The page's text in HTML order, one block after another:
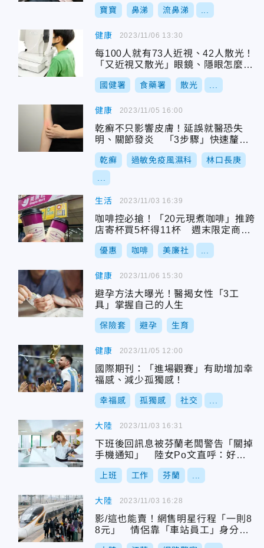
寶寶 鼻涕 流鼻涕
健康
每100人就有73人近視、42人散光！
「又近視又散光」眼鏡、隱眼怎麼
挑？
國健署 食藥署 散光
2023/11/06 13:30
健康
乾癬不只影響皮膚！延誤就醫恐失
明、關節發炎 「3步驟」快速釐清
病情
乾癬 過敏免疫風濕科 林口長庚
2023/11/05 16:00
生活
咖啡控必搶！「20元現煮咖啡」推跨
店寄杯買5杯得11杯 週末限定商品
買一送一
優惠 咖啡 美廉社
2023/11/03 16:39
健康
避孕方法大曝光！醫揭女性「3工
具」掌握自己的人生
保險套 避孕 生育
2023/11/06 15:30
健康
國際期刊：「進場觀賽」有助增加幸
福感、減少孤獨感！
幸福感 孤獨感 社交
2023/11/05 12:00
大陸
下班後回訊息被芬蘭老闆警告「關掉
手機通知」 陸女Po文直呼：好感
動
上班 工作 芬蘭
2023/11/03 16:31
大陸
影/這也能賣！網售明星行程「一則8
8元」 情侶靠「車站員工」身分年
獲利近9萬
2023/11/03 16:28